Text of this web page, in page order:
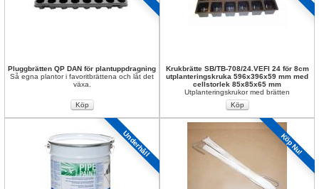
Pluggbrätten QP DAN för plantuppdragning
Så egna plantor i favoritbrättena och låt det
växa.
Krukbrätte SB/TB-708/24.VEFI 24 för 8cm
utplanteringskruka 596x396x59 mm med
cellstorlek 85x85x65 mm
Utplanteringskrukor med brätten
Underhåll Köp Nu!